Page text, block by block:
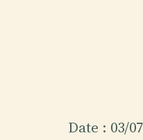
Date : 03/